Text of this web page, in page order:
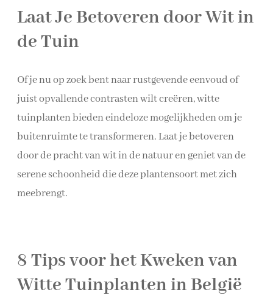
Laat Je Betoveren door Wit in
de Tuin
Of je nu op zoek bent naar rustgevende eenvoud of
juist opvallende contrasten wilt creëren, witte
tuinplanten bieden eindeloze mogelijkheden om je
buitenruimte te transformeren. Laat je betoveren
door de pracht van wit in de natuur en geniet van de
serene schoonheid die deze plantensoort met zich
meebrengt.
8 Tips voor het Kweken van
Witte Tuinplanten in België